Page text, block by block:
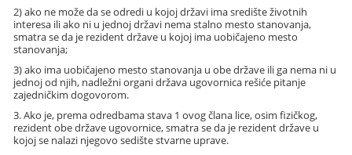
2) ako ne može da se odredi u kojoj državi ima središte životnih
interesa ili ako ni u jednoj državi nema stalno mesto stanovanja,
smatra se da je rezident države u kojoj ima uobičajeno mesto
stanovanja;
3) ako ima uobičajeno mesto stanovanja u obe države ili ga nema ni u
jednoj od njih, nadležni organi država ugovornica rešiće pitanje
zajedničkim dogovorom.
3. Ako je, prema odredbama stava 1 ovog člana lice, osim fizičkog,
rezident obe države ugovornice, smatra se da je rezident države u
kojoj se nalazi njegovo sedište stvarne uprave.